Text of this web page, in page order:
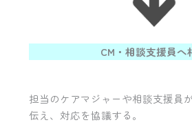
CM・相談支援員へ
担当のケアマジャーや相談支援員
伝え、対応を協議する。